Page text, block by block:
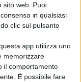
sito web. Puoi
in qualsiasi
clic sul pulsante
app utilizza uno
memorizzare
il comportamento
È possibile fare